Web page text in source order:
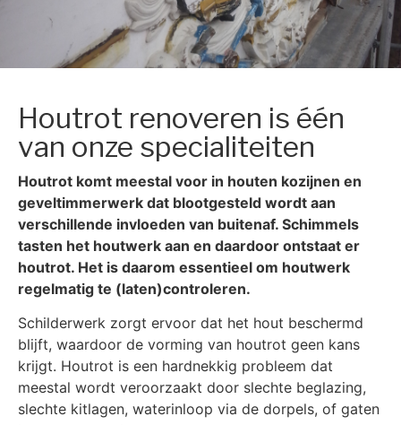
Houtrot renoveren is één
van onze specialiteiten
Houtrot komt meestal voor in houten kozijnen en
geveltimmerwerk dat blootgesteld wordt aan
verschillende invloeden van buitenaf. Schimmels
tasten het houtwerk aan en daardoor ontstaat er
houtrot. Het is daarom essentieel om houtwerk
regelmatig te (laten)controleren.
Schilderwerk zorgt ervoor dat het hout beschermd
blijft, waardoor de vorming van houtrot geen kans
krijgt. Houtrot is een hardnekkig probleem dat
meestal wordt veroorzaakt door slechte beglazing,
slechte kitlagen, waterinloop via de dorpels, of gaten